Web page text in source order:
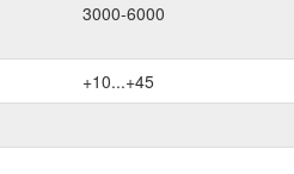
3000-6000
+10...+45